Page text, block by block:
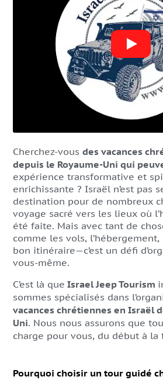
Cherchez-vous des vacances
depuis le Royaume-Uni qui
expérience transformative et
enrichissante ? Israël n’est pas
destination pour de nombreux
voyage sacré vers les lieux où
été faite. Mais avec tant de
comme les vols,
bon itinéraire—c’est un défi
vous-même.
C’est là que Israel Jeep Tourism
sommes spécialisés dans
vacances chrétiennes en Israël
Uni. Nous nous assurons que
charge pour vous, du début à la
Pourquoi choisir un tour guidé